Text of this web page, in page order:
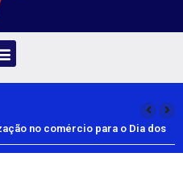
no comércio para o Dia dos